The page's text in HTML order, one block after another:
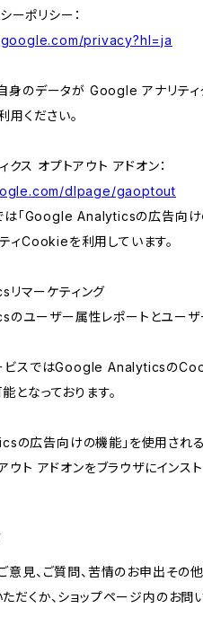
ーポリシー：
privacy?hl=ja
身のデータが Google アナリテ
用ください。
ス オプトアウト アドオン：
dlpage/gaoptout
では「Google Analyticsの広告向
ィCookieを利用しています。
マーケティング
ユーザー属性レポートとユーザ
ビスではGoogle Analyticsの
となっております。
の広告向けの機能」を使用され
ト アドオンをブラウザにインス
意見、ご質問、苦情のお申出そ
だくか、ショップページ内のお問